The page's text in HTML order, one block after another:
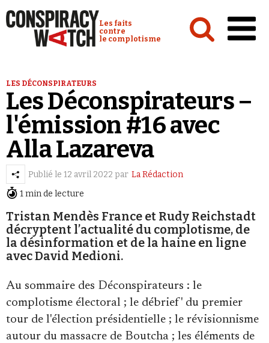
Conspiracy Watch :
Les faits
contre
le complotisme
Analyses
Conspipédia
Vidéos
Revues de presse
Newsletter
LES DÉCONSPIRATEURS
Les Déconspirateurs –
l'émission #16 avec
Alla Lazareva
Publié le 12 avril 2022 par La Rédaction
1 min de lecture
Tristan Mendès France et Rudy Reichstadt
décryptent l’actualité du complotisme, de
la désinformation et de la haine en ligne
avec David Medioni.
Au sommaire des Déconspirateurs : le
complotisme électoral ; le débrief' du premier
tour de l'élection présidentielle ; le révisionnisme
autour du massacre de Boutcha ; les éléments de